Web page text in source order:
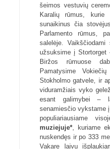
šeimos vestuvių
Karalių rūmus,
sunaikinus čia
Parlamento rūmus,
salelėje. Vaikščiodami
užsuksime į Stortorget
Biržos rūmuose
Pamatysime
Stokholmo gatvele, ir
viduramžiais vyko
esant galimybei –
senamiesčio vykstame
populiariausiame
muziejuje* , kuriame
nuskendęs ir po 333
Vakare laivu